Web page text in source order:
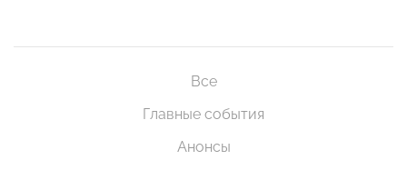
Все
Главные события
Анонсы